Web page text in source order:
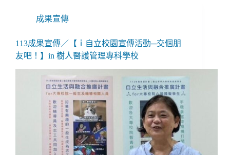
成果宣傳
113成果宣傳／【ｉ自立校園宣傳活動─交個朋
友吧！】in 樹人醫護管理專科學校